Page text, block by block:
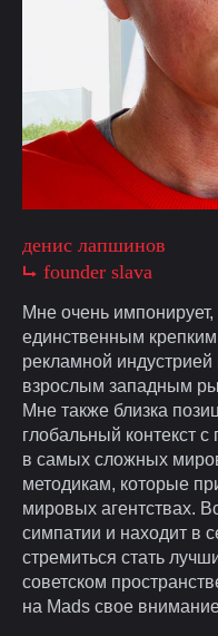
денис лапшинов
⮡ founder slava
Мне очень
единственным
рекламной
взрослым западным
Мне также близка
глобальный контекст
в самых сложных
методикам, которые
мировых агентствах.
симпатии и находит в
стремиться стать
советском
на Mads свое